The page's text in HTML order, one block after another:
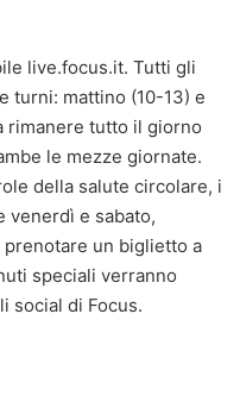
live.focus.it. Tutti gli
turni: mattino (10-13) e
rimanere tutto il giorno
le mezze giornate.
della salute circolare, i
venerdì e sabato,
un biglietto a
speciali verranno
social di Focus.